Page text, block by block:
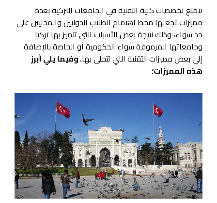
تتمتع تخصصات كلية التقنية في الجامعات التركية بعدة
مميزات تجعلها محط اهتمام الطلاب الدوليين والمحليين على
حد سواء، وذلك نتيجة بعض الأسباب التي تتميز بها تركيا
وجامعاتها المرموقة سواء الحكومية أو الخاصة بالإضافة
إلى بعض مميزات التقنية التي تتحلى بها،وفيما يلي أبرز
هذه المميزات؛